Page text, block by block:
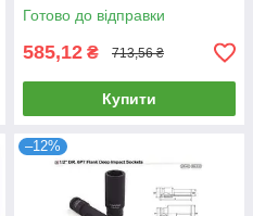
Готово до відправки
585,12 ₴ 713,56 ₴
Купити
–12%